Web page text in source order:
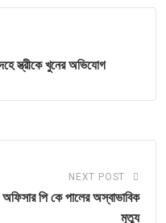
স্ত্রীকে খুনের অভিযোগ
NEXT POST
পি কে পালের অস্বাভাবিক
মৃত্যু